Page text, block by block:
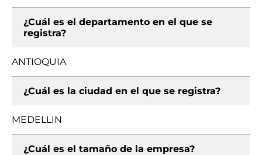
¿Cuál es el departamento en el que se
registra?
ANTIOQUIA
¿Cuál es la ciudad en el que se registra?
MEDELLIN
¿Cuál es el tamaño de la empresa?